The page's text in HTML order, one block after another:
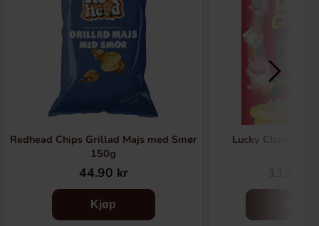
Redhead Chips Grillad Majs med Smør
150g
44.90 kr
Kjøp
Lucky Charms